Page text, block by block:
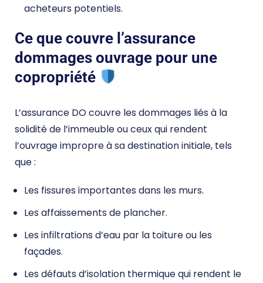
acheteurs potentiels.
Ce que couvre l’assurance
dommages ouvrage pour une
copropriété
L’assurance DO couvre les dommages liés à la
solidité de l’immeuble ou ceux qui rendent
l’ouvrage impropre à sa destination initiale, tels
que :
Les fissures importantes dans les murs.
Les affaissements de plancher.
Les infiltrations d’eau par la toiture ou les
façades.
Les défauts d’isolation thermique qui rendent le